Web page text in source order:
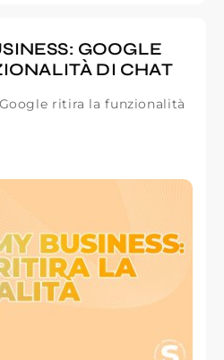
GOOGLE
DI CHAT
ritira la funzionalità